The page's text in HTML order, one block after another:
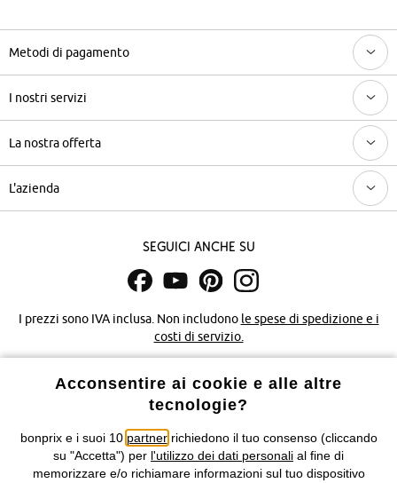
Metodi di pagamento
I nostri servizi
La nostra offerta
L'azienda
Seguici anche su
I prezzi sono IVA inclusa. Non includono le spese di spedizione e i
costi di servizio.
Condizioni di vendita Accessibilità
Informazioni legali Diritto di recesso
Acconsentire ai cookie e alle altre
tecnologie?
bonprix e i suoi 10 partnerrichiedono il tuo consenso (cliccando
su "Accetta") per l'utilizzo dei dati personali al fine di
memorizzare e/o richiamare informazioni sul tuo dispositivo